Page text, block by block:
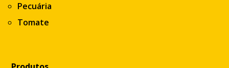
Pecuária
Tomate